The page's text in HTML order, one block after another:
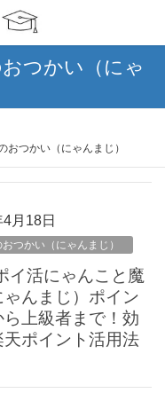
つかい（にゃ
おつかい（にゃんまじ）
月18日
つかい（にゃんまじ）
イ活にゃんこと魔
んまじ）ポイン
ら上級者まで！効
ポイント活用法